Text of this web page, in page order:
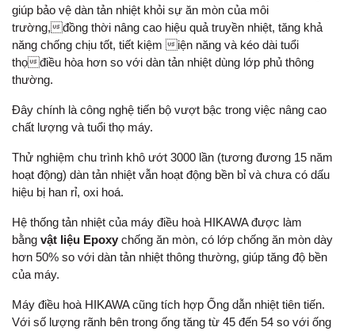
giúp bảo vệ dàn tản nhiệt khỏi sự ăn mòn của môi
trường,đồng thời nâng cao hiệu quả truyền nhiệt, tăng khả
năng chống chịu tốt, tiết kiệm iện năng và kéo dài tuổi
thọđiều hòa hơn so với dàn tản nhiệt dùng lớp phủ thông
thường.
Đây chính là công nghệ tiến bộ vượt bậc trong việc nâng cao
chất lượng và tuổi thọ máy.
Thử nghiệm chu trình khô ướt 3000 lần (tương đương 15 năm
hoạt động) dàn tản nhiệt vẫn hoạt động bền bỉ và chưa có dấu
hiệu bị han rỉ, oxi hoá.
Hệ thống tản nhiệt của máy điều hoà HIKAWA được làm
bằng vật liệu Epoxy chống ăn mòn, có lớp chống ăn mòn dày
hơn 50% so với dàn tản nhiệt thông thường, giúp tăng độ bền
của máy.
Máy điều hoà HIKAWA cũng tích hợp Ống dẫn nhiệt tiên tiến.
Với số lượng rãnh bên trong ống tăng từ 45 đến 54 so với ống